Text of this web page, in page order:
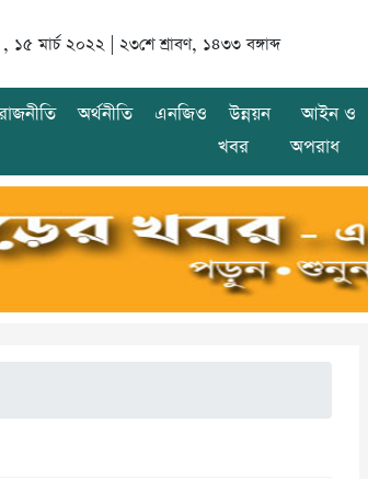
১৫ মার্চ ২০২২ | ২৩শে শ্রাবণ, ১৪৩৩ বঙ্গাব্দ
অর্থনীতি এনজিও
উন্নয়ন
খবর
আইন ও
অপরাধ